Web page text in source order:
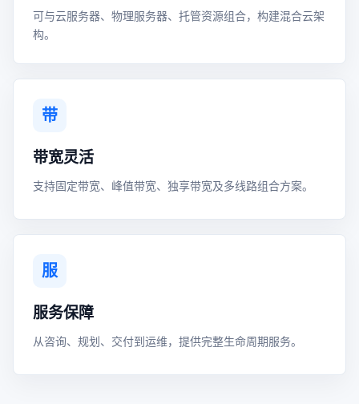
可与云服务器、物理服务器、托管资源组合，构建混合云架
构。
带
带宽灵活
支持固定带宽、峰值带宽、独享带宽及多线路组合方案。
服
服务保障
从咨询、规划、交付到运维，提供完整生命周期服务。